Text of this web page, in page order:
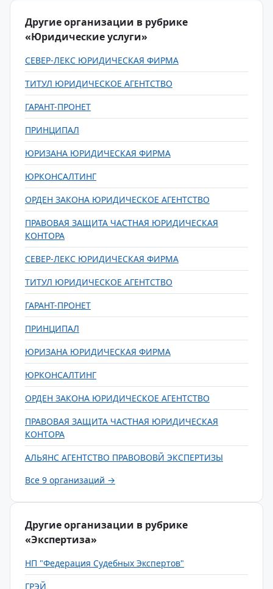
Другие организации в рубрике
«Юридические услуги»
СЕВЕР-ЛЕКС ЮРИДИЧЕСКАЯ ФИРМА
ТИТУЛ ЮРИДИЧЕСКОЕ АГЕНТСТВО
ГАРАНТ-ПРОНЕТ
ПРИНЦИПАЛ
ЮРИЗАНА ЮРИДИЧЕСКАЯ ФИРМА
ЮРКОНСАЛТИНГ
ОРДЕН ЗАКОНА ЮРИДИЧЕСКОЕ АГЕНТСТВО
ПРАВОВАЯ ЗАЩИТА ЧАСТНАЯ ЮРИДИЧЕСКАЯ
КОНТОРА
СЕВЕР-ЛЕКС ЮРИДИЧЕСКАЯ ФИРМА
ТИТУЛ ЮРИДИЧЕСКОЕ АГЕНТСТВО
ГАРАНТ-ПРОНЕТ
ПРИНЦИПАЛ
ЮРИЗАНА ЮРИДИЧЕСКАЯ ФИРМА
ЮРКОНСАЛТИНГ
ОРДЕН ЗАКОНА ЮРИДИЧЕСКОЕ АГЕНТСТВО
ПРАВОВАЯ ЗАЩИТА ЧАСТНАЯ ЮРИДИЧЕСКАЯ
КОНТОРА
АЛЬЯНС АГЕНТСТВО ПРАВОВОВЙ ЭКСПЕРТИЗЫ
Все 9 организаций →
Другие организации в рубрике
«Экспертиза»
НП "Федерация Судебных Экспертов"
ГРЭЙ